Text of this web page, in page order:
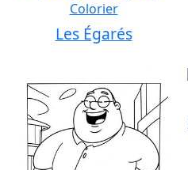
Les Égarés